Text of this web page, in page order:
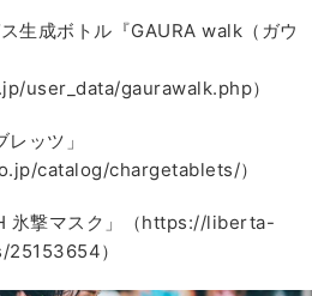
生成ボトル『GAURA walk（ガウ
user_data/gaurawalk.php）
ッツ」
catalog/chargetablets/）
氷撃マスク」（https://liberta-
）